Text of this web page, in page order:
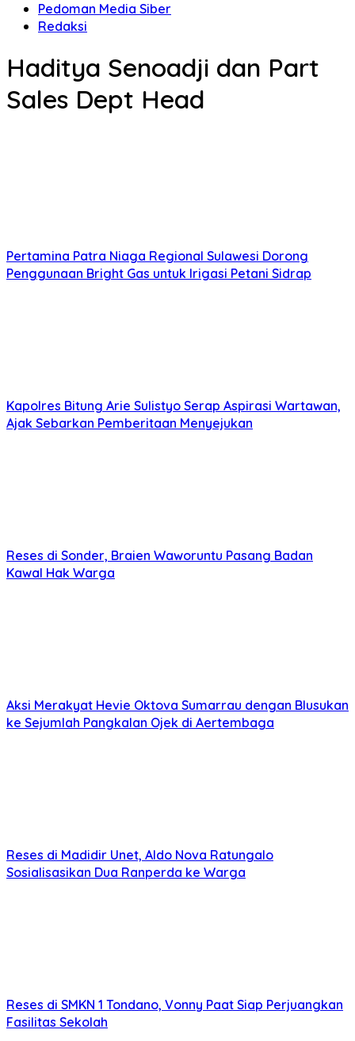
Pedoman Media Siber
Redaksi
Haditya Senoadji dan Part
Sales Dept Head
Pertamina Patra Niaga Regional Sulawesi Dorong
Penggunaan Bright Gas untuk Irigasi Petani Sidrap
Kapolres Bitung Arie Sulistyo Serap Aspirasi Wartawan,
Ajak Sebarkan Pemberitaan Menyejukan
Reses di Sonder, Braien Waworuntu Pasang Badan
Kawal Hak Warga
Aksi Merakyat Hevie Oktova Sumarrau dengan Blusukan
ke Sejumlah Pangkalan Ojek di Aertembaga
Reses di Madidir Unet, Aldo Nova Ratungalo
Sosialisasikan Dua Ranperda ke Warga
Reses di SMKN 1 Tondano, Vonny Paat Siap Perjuangkan
Fasilitas Sekolah